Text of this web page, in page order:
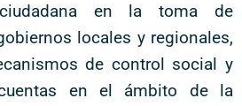
en la toma de
locales y regionales,
de control social y
en el ámbito de la